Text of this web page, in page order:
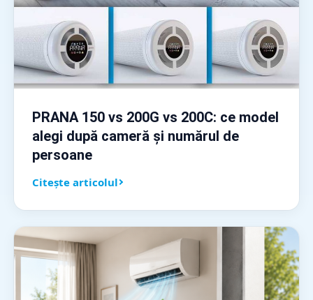
PRANA 150 vs 200G vs 200C: ce model
alegi după cameră și numărul de
persoane
Citește articolul